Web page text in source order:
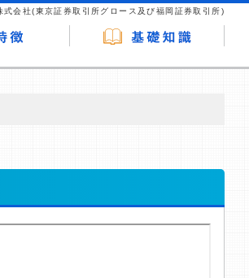
式会社(東京証券取引所グロース及び福岡証券取引所)